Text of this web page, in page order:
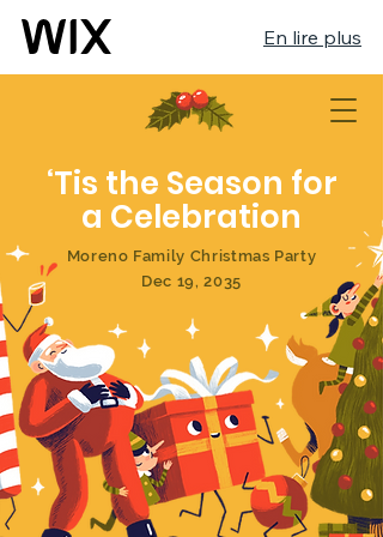
En lire plus